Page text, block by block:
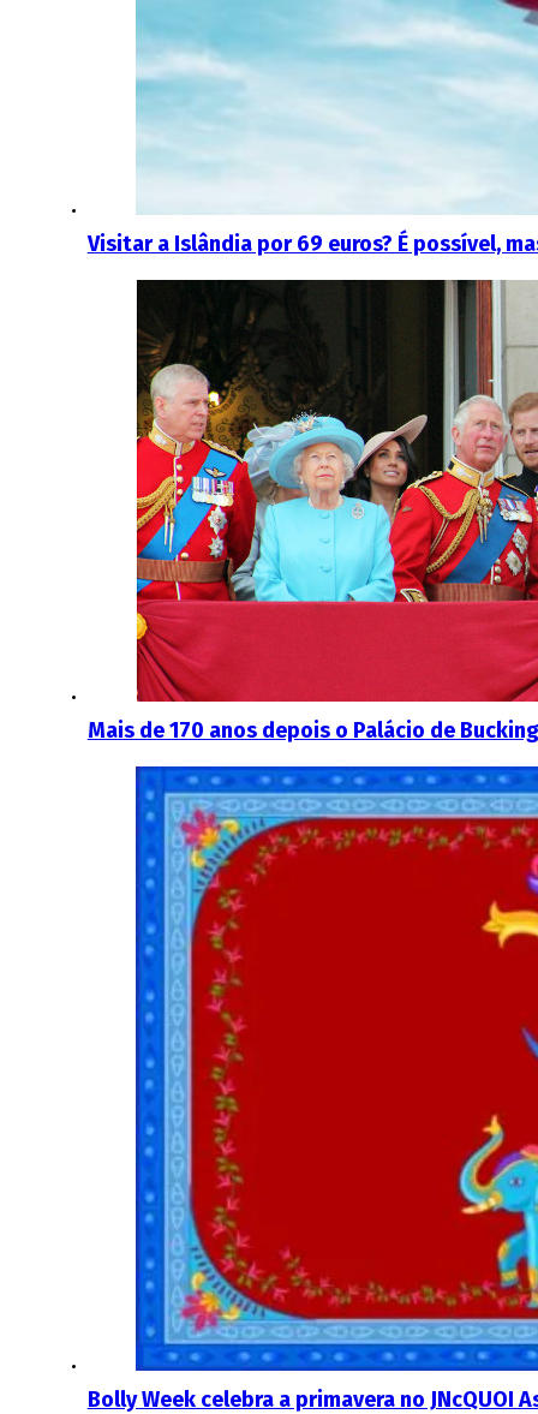
Visitar a Islândia por 69 euros? É possível,
Mais de 170 anos depois o Palácio de
Bolly Week celebra a primavera no JNcQUOI